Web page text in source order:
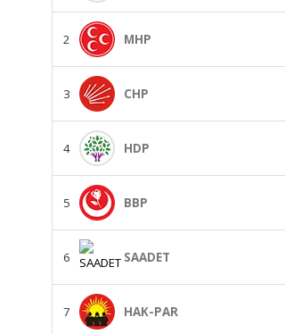
2 MHP
3 CHP
4 HDP
5 BBP
6 SAADET
7 HAK-PAR